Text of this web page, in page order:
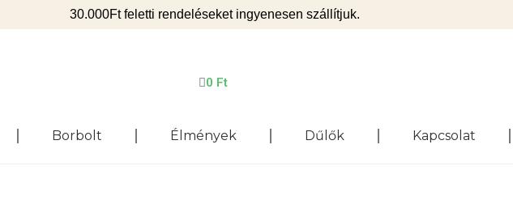
30.000Ft feletti rendeléseket ingyenesen szállítjuk.
0 Ft
Borbolt Élmények Dűlők Kapcsolat